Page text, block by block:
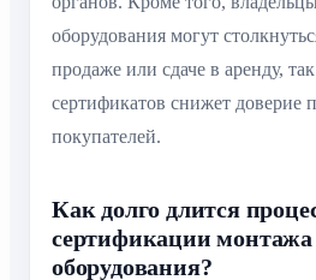
оборудования могут
продаже или сдаче в аренду,
сертификатов снижет доверие
покупателей.
Как долго длится
сертификации монтажа
оборудования?